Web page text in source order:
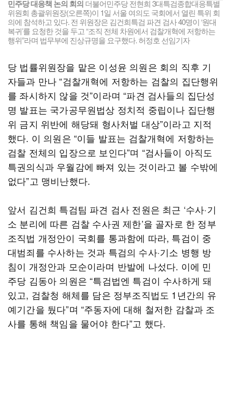
민주당 대응책 논의 회의더불어민주당 전현희 3대특검종합대응특별
위원회 총괄위원장(오른쪽)이 1일 서울 여의도 국회에서 열린 특위 회
의에 참석하고 있다. 전 위원장은 김건희특검 파견 검사 40명이 ‘원대
복귀’를 요청한 것을 두고 “조직 전체 차원에서 검찰개혁에 저항하는
행위”라며 법무부에 진상규명을 요구했다. 허정호 선임기자
당 법률위원장을 맡은 이성윤 의원은 회의 직후 기
자들과 만나 “검찰개혁에 저항하는 검찰의 집단행위
를 좌시하지 않을 것”이라며 “파견 검사들의 집단성
명 발표는 국가공무원법상 정치적 중립이나 집단행
위 금지 위반에 해당돼 형사처벌 대상”이라고 지적
했다. 이 의원은 “이들 발표는 검찰개혁에 저항하는
검찰 전체의 입장으로 보인다”며 “검사들이 아직도
특권의식과 우월감에 빠져 있는 것이라고 볼 수밖에
없다”고 맹비난했다.
앞서 김건희 특검팀 파견 검사 전원은 최근 ‘수사·기
소 분리에 따른 검찰 수사권 제한’을 골자로 한 정부
조직법 개정안이 국회를 통과함에 따라, 특검이 중
대범죄를 수사하는 것과 특검의 수사·기소 병행 방
침이 개정안과 모순이라며 반발에 나섰다. 이에 민
주당 김동아 의원은 “특검법엔 특검이 수사하게 돼
있고, 검찰청 해체를 담은 정부조직법도 1년간의 유
예기간을 뒀다”며 “주동자에 대해 철저한 감찰과 조
사를 통해 책임을 물어야 한다”고 했다.